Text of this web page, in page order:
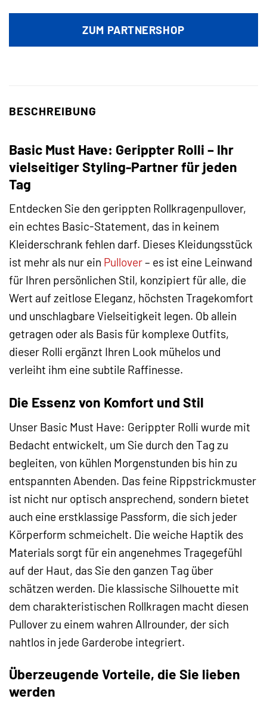
war:
15,99 €
ist:
4,99 €.
ZUM PARTNERSHOP
BESCHREIBUNG
Basic Must Have: Gerippter Rolli – Ihr
vielseitiger Styling-Partner für jeden
Tag
Entdecken Sie den gerippten Rollkragenpullover,
ein echtes Basic-Statement, das in keinem
Kleiderschrank fehlen darf. Dieses Kleidungsstück
ist mehr als nur ein Pullover– es ist eine Leinwand
für Ihren persönlichen Stil, konzipiert für alle, die
Wert auf zeitlose Eleganz, höchsten Tragekomfort
und unschlagbare Vielseitigkeit legen. Ob allein
getragen oder als Basis für komplexe Outfits,
dieser Rolli ergänzt Ihren Look mühelos und
verleiht ihm eine subtile Raffinesse.
Die Essenz von Komfort und Stil
Unser Basic Must Have: Gerippter Rolli wurde mit
Bedacht entwickelt, um Sie durch den Tag zu
begleiten, von kühlen Morgenstunden bis hin zu
entspannten Abenden. Das feine Rippstrickmuster
ist nicht nur optisch ansprechend, sondern bietet
auch eine erstklassige Passform, die sich jeder
Körperform schmeichelt. Die weiche Haptik des
Materials sorgt für ein angenehmes Tragegefühl
auf der Haut, das Sie den ganzen Tag über
schätzen werden. Die klassische Silhouette mit
dem charakteristischen Rollkragen macht diesen
Pullover zu einem wahren Allrounder, der sich
nahtlos in jede Garderobe integriert.
Überzeugende Vorteile, die Sie lieben
werden